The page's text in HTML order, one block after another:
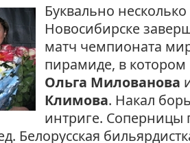
Буквально
Новосибирске
матч чемпионата
пирамиде, в котором
Ольга Милованова
Климова. Накал
интриге. Соперницы
Белорусская